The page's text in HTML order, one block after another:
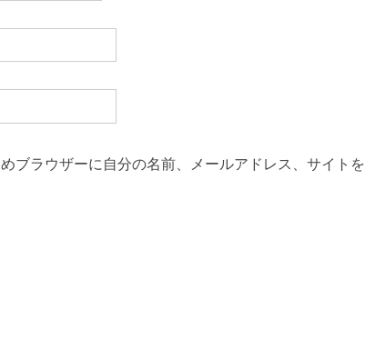
ブラウザーに自分の名前、メールアドレス、サイトを